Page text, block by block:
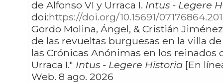
de Alfonso VI y Urraca I. Intus - Legere
doi:https://doi.org/10.15691/
Gordo Molina, Ángel, & Cristián Jiménez Acuña. "Trasfondo
de las revueltas burguesas en la villa
las Crónicas Anónimas en los reinados
Urraca I." Intus - Legere Historia [En
Web. 8 ago. 2026